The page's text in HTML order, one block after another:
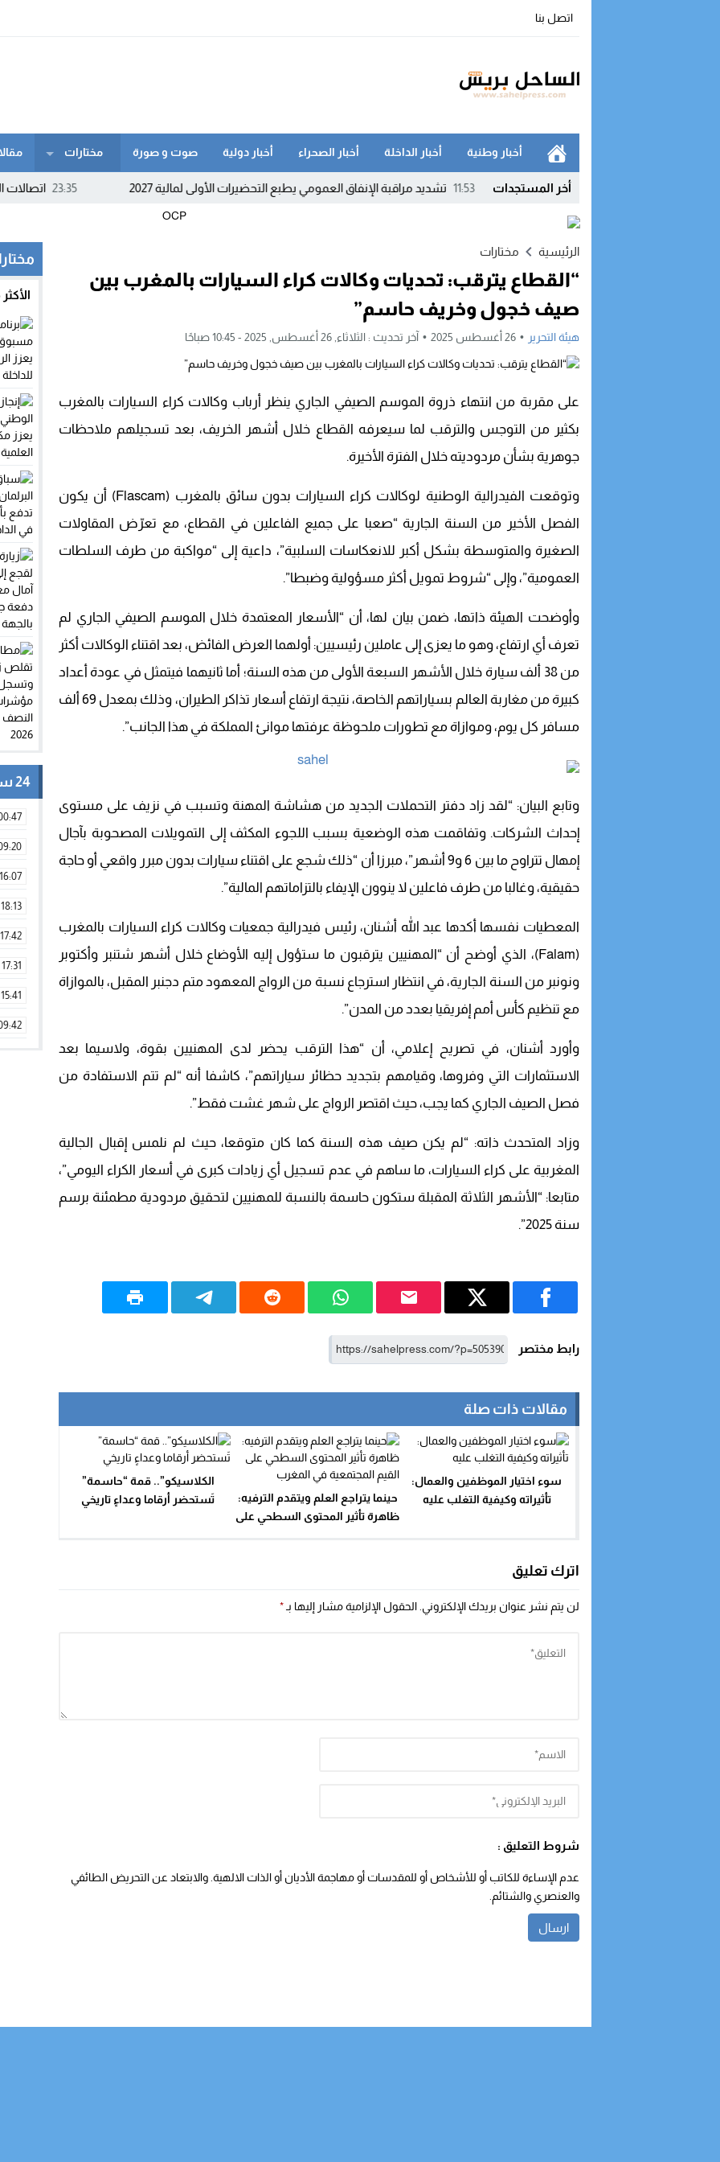
اتصل بنا
أخبار وطنية أخبار الداخلة أخبار الصحراء أخبار دولية صوت و صورة مختارات
أخر المستجدات اتصالات المغرب وتربط التهدئة بإخراج النظام الأساسي 11:53 تشديد مراقبة الإنفاق العمومي يطبع التحضيرات الأولى لمالية 2027
الرئيسية مختارات
“القطاع يترقب: تحديات وكالات كراء السيارات بالمغرب بين
صيف خجول وخريف حاسم”
هيئة التحرير 26 أغسطس 2025 آخر تحديث : الثلاثاء, 26 أغسطس, 2025 - 10:45 صباحًا
على مقربة من انتهاء ذروة الموسم الصيفي الجاري ينظر أرباب وكالات كراء السيارات بالمغرب
بكثير من التوجس والترقب لما سيعرفه القطاع خلال أشهر الخريف، بعد تسجيلهم ملاحظات
جوهرية بشأن مردوديته خلال الفترة الأخيرة.
وتوقعت الفيدرالية الوطنية لوكالات كراء السيارات بدون سائق بالمغرب (Flascam) أن يكون
الفصل الأخير من السنة الجارية “صعبا على جميع الفاعلين في القطاع، مع تعرّض المقاولات
الصغيرة والمتوسطة بشكل أكبر للانعكاسات السلبية”، داعية إلى “مواكبة من طرف السلطات
العمومية”، وإلى “شروط تمويل أكثر مسؤولية وضبطا”.
وأوضحت الهيئة ذاتها، ضمن بيان لها، أن “الأسعار المعتمدة خلال الموسم الصيفي الجاري لم
تعرف أي ارتفاع، وهو ما يعزى إلى عاملين رئيسيين: أولهما العرض الفائض، بعد اقتناء الوكالات أكثر
من 38 ألف سيارة خلال الأشهر السبعة الأولى من هذه السنة؛ أما ثانيهما فيتمثل في عودة أعداد
كبيرة من مغاربة العالم بسياراتهم الخاصة، نتيجة ارتفاع أسعار تذاكر الطيران، وذلك بمعدل 69 ألف
مسافر كل يوم، وموازاة مع تطورات ملحوظة عرفتها موانئ المملكة في هذا الجانب”.
وتابع البيان: “لقد زاد دفتر التحملات الجديد من هشاشة المهنة وتسبب في نزيف على مستوى
إحداث الشركات. وتفاقمت هذه الوضعية بسبب اللجوء المكثف إلى التمويلات المصحوبة بآجال
إمهال تتراوح ما بين 6 و9 أشهر”، مبرزا أن “ذلك شجع على اقتناء سيارات بدون مبرر واقعي أو حاجة
حقيقية، وغالبا من طرف فاعلين لا ينوون الإيفاء بالتزاماتهم المالية”.
المعطيات نفسها أكدها عبد الله أشنان، رئيس فيدرالية جمعيات وكالات كراء السيارات بالمغرب
(Falam)، الذي أوضح أن “المهنيين يترقبون ما ستؤول إليه الأوضاع خلال أشهر شتنبر وأكتوبر
ونونبر من السنة الجارية، في انتظار استرجاع نسبة من الرواج المعهود متم دجنبر المقبل، بالموازاة
مع تنظيم كأس أمم إفريقيا بعدد من المدن”.
وأورد أشنان، في تصريح إعلامي، أن “هذا الترقب يحضر لدى المهنيين بقوة، ولاسيما بعد
الاستثمارات التي وفروها، وقيامهم بتجديد حظائر سياراتهم”، كاشفا أنه “لم تتم الاستفادة من
فصل الصيف الجاري كما يجب، حيث اقتصر الرواج على شهر غشت فقط”.
وزاد المتحدث ذاته: “لم يكن صيف هذه السنة كما كان متوقعا، حيث لم نلمس إقبال الجالية
المغربية على كراء السيارات، ما ساهم في عدم تسجيل أي زيادات كبرى في أسعار الكراء اليومي”،
متابعا: “الأشهر الثلاثة المقبلة ستكون حاسمة بالنسبة للمهنيين لتحقيق مردودية مطمئنة برسم
سنة 2025”.
رابط مختصر
مقالات ذات صلة
سوء اختيار الموظفين والعمال:
تأثيراته وكيفية التغلب عليه
حينما يتراجع العلم ويتقدم الترفيه:
ظاهرة تأثير المحتوى السطحي على
الكلاسيكو”.. قمة “حاسمة”
تَستحضر أرقاما وعداءٍ تاريخي
اترك تعليق
لن يتم نشر عنوان بريدك الإلكتروني. الحقول الإلزامية مشار إليها بـ *
شروط التعليق :
عدم الإساءة للكاتب أو للأشخاص أو للمقدسات أو مهاجمة الأديان أو الذات الالهية. والابتعاد عن التحريض الطائفي
والعنصري والشتائم.
24 ساعة
16:07
18:13
17:42
17:31
15:41